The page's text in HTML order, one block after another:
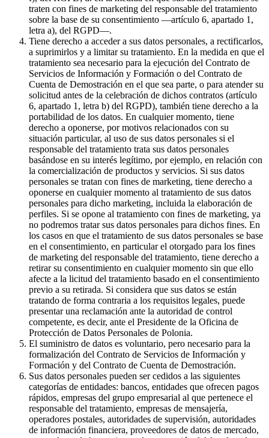
traten con fines de marketing del responsable del tratamiento
sobre la base de su consentimiento —artículo 6, apartado 1,
letra a), del RGPD—.
Tiene derecho a acceder a sus datos personales, a rectificarlos,
a suprimirlos y a limitar su tratamiento. En la medida en que el
tratamiento sea necesario para la ejecución del Contrato de
Servicios de Información y Formación o del Contrato de
Cuenta de Demostración en el que sea parte, o para atender su
solicitud antes de la celebración de dichos contratos (artículo
6, apartado 1, letra b) del RGPD), también tiene derecho a la
portabilidad de los datos. En cualquier momento, tiene
derecho a oponerse, por motivos relacionados con su
situación particular, al uso de sus datos personales si el
responsable del tratamiento trata sus datos personales
basándose en su interés legítimo, por ejemplo, en relación con
la comercialización de productos y servicios. Si sus datos
personales se tratan con fines de marketing, tiene derecho a
oponerse en cualquier momento al tratamiento de sus datos
personales para dicho marketing, incluida la elaboración de
perfiles. Si se opone al tratamiento con fines de marketing, ya
no podremos tratar sus datos personales para dichos fines. En
los casos en que el tratamiento de sus datos personales se base
en el consentimiento, en particular el otorgado para los fines
de marketing del responsable del tratamiento, tiene derecho a
retirar su consentimiento en cualquier momento sin que ello
afecte a la licitud del tratamiento basado en el consentimiento
previo a su retirada. Si considera que sus datos se están
tratando de forma contraria a los requisitos legales, puede
presentar una reclamación ante la autoridad de control
competente, es decir, ante el Presidente de la Oficina de
Protección de Datos Personales de Polonia.
El suministro de datos es voluntario, pero necesario para la
formalización del Contrato de Servicios de Información y
Formación y del Contrato de Cuenta de Demostración.
Sus datos personales pueden ser cedidos a las siguientes
categorías de entidades: bancos, entidades que ofrecen pagos
rápidos, empresas del grupo empresarial al que pertenece el
responsable del tratamiento, empresas de mensajería,
operadores postales, autoridades de supervisión, autoridades
de información financiera, proveedores de datos de mercado,